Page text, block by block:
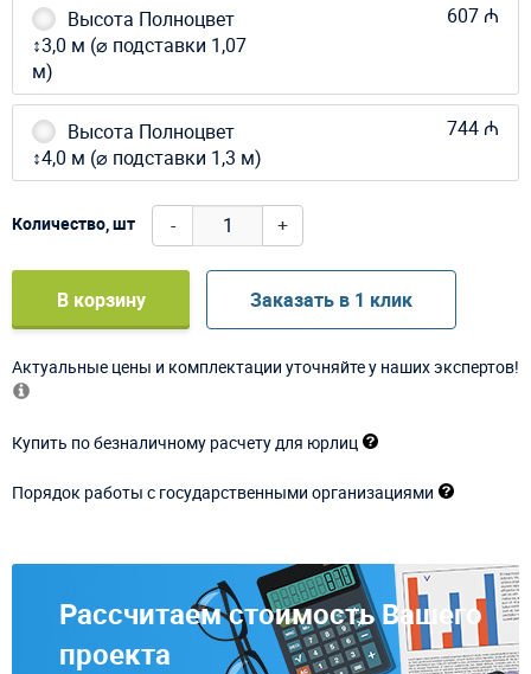
Высота Полноцвет
↕3,0 м (⌀ подставки 1,07
м)
607 ₼
Высота Полноцвет
↕4,0 м (⌀ подставки 1,3 м)
744 ₼
Количество, шт - +
В корзину Заказать в 1 клик
Актуальные цены и комплектации уточняйте у наших экспертов!
Купить по безналичному расчету для юрлиц
Порядок работы с государственными организациями
Рассчитаем стоимость Вашего
проекта